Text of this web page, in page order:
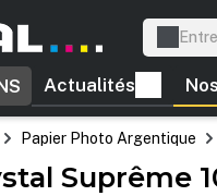
principale
Actualités
Papier Photo Argentique
Suprême